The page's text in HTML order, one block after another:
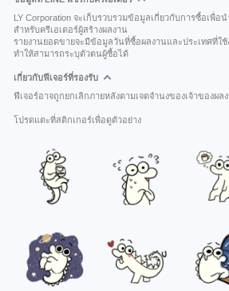
LY Corporation จะเก็บรวบรวมข้อมูลเกี่ยวกับการซื้อเพื่อ
สำหรับครีเอเตอร์ผู้สร้างผลงาน
รายงานยอดขายจะมีข้อมูลวันที่ซื้อผลงานและประเทศที่ใ
ทำให้สามารถระบุตัวตนผู้ซื้อได้
เกี่ยวกับฟีเจอร์ที่รองรับ
ฟีเจอร์อาจถูกยกเลิกภายหลังตามเจตจำนงของเจ้าของผล
โปรดแตะที่สติกเกอร์เพื่อดูตัวอย่าง